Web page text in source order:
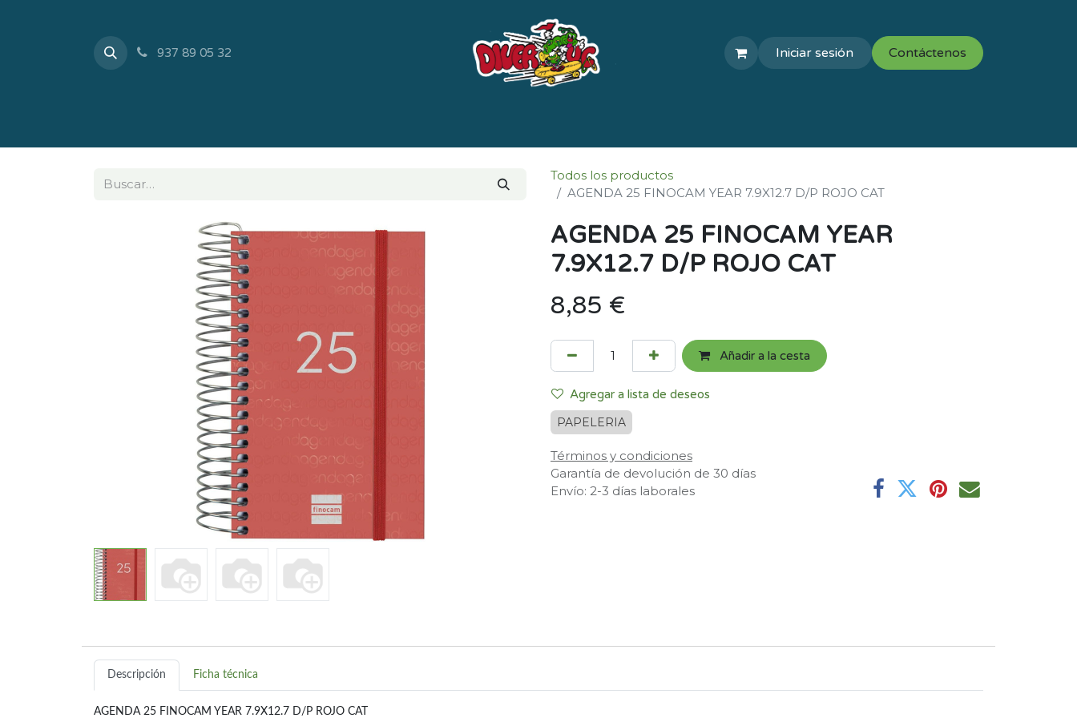
937 89 05 32 Iniciar sesión Contáctenos
Todos los productos
AGENDA 25 FINOCAM YEAR 7.9X12.7 D/P ROJO CAT
AGENDA 25 FINOCAM YEAR
7.9X12.7 D/P ROJO CAT
8,85 €
Añadir a la cesta
Agregar a lista de deseos
PAPELERIA
Términos y condiciones
Garantía de devolución de 30 días
Envío: 2-3 días laborales
Descripción Ficha técnica
AGENDA 25 FINOCAM YEAR 7.9X12.7 D/P ROJO CAT